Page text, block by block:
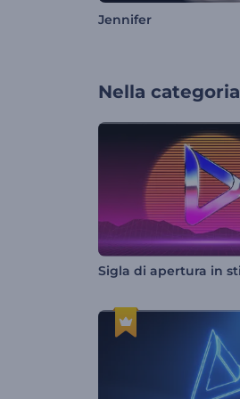
Jennifer
Nella categoria